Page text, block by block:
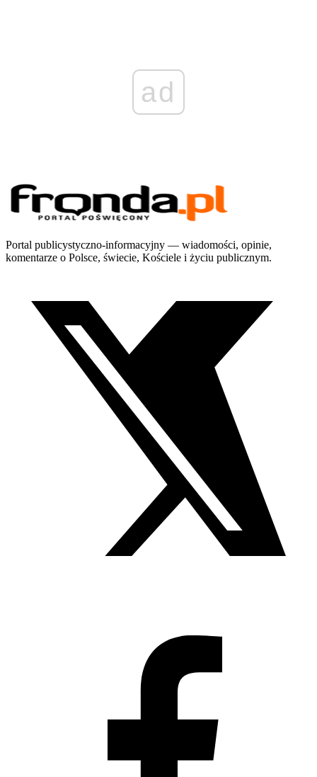
ad
Portal publicystyczno-informacyjny — wiadomości, opinie,
komentarze o Polsce, świecie, Kościele i życiu publicznym.